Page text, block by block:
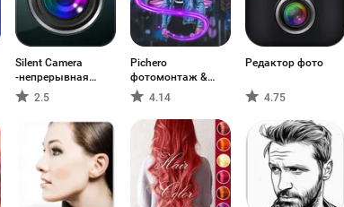
Silent Camera
-непрерывная
съе 2.5
Pichero
фотомонтаж &
капать
4.14
Редактор фото
4.75